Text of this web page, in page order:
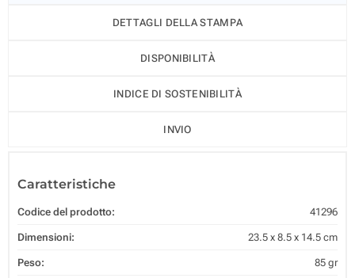
DETTAGLI DELLA STAMPA
DISPONIBILITÀ
INDICE DI SOSTENIBILITÀ
INVIO
Caratteristiche
Codice del prodotto: 41296
Dimensioni: 23.5 x 8.5 x 14.5 cm
Peso: 85 gr